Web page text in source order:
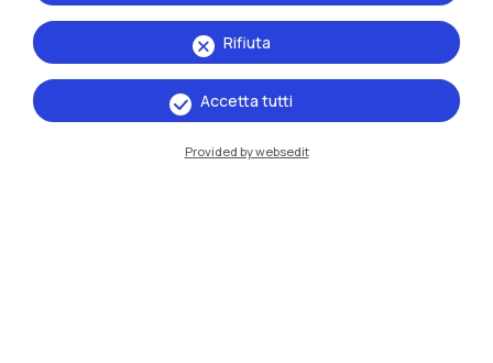
IT EN
Sedi
Milano Leonardo
Rifiuta
Accetta tutti
Provided by websedit